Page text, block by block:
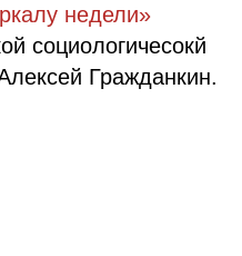
недели»
социологичесокй
Гражданкин.